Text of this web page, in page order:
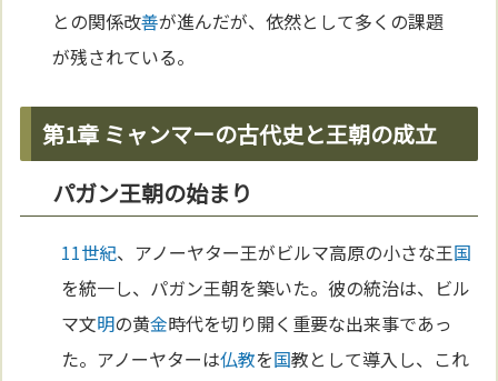
との関係改善が進んだが、依然として多くの課題
が残されている。
第1章 ミャンマーの古代史と王朝の成立
パガン王朝の始まり
11世紀、アノーヤター王がビルマ高原の小さな王国
を統一し、パガン王朝を築いた。彼の統治は、ビル
マ文明の黄金時代を切り開く重要な出来事であっ
た。アノーヤターは仏教を国教として導入し、これ